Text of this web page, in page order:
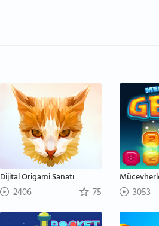
Dijital Origami Sanatı
2406 75 3053